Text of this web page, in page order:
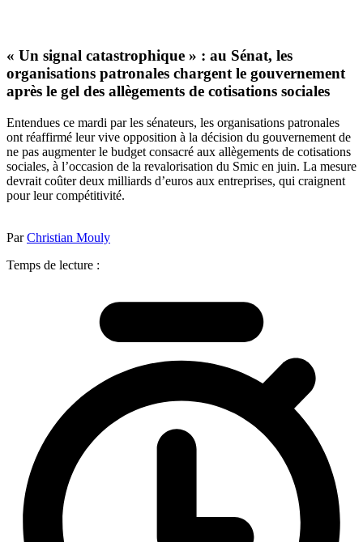
« Un signal catastrophique » : au Sénat, les
organisations patronales chargent le gouvernement
après le gel des allègements de cotisations sociales
Entendues ce mardi par les sénateurs, les organisations patronales
ont réaffirmé leur vive opposition à la décision du gouvernement de
ne pas augmenter le budget consacré aux allègements de cotisations
sociales, à l’occasion de la revalorisation du Smic en juin. La mesure
devrait coûter deux milliards d’euros aux entreprises, qui craignent
pour leur compétitivité.
ParChristian Mouly
Temps de lecture :